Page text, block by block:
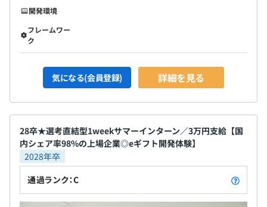
■自己研鑽費用負担
用・時間を会社が負担します。
・AWSやGCPなどのクラウド環境も学習に必要なアカウ
ントを会社が提供しています。
100→1000フェーズの基幹システムから、市場の多様なニ
ーズに応える0→10フェーズの新規プロダクトまで多岐に
わたり、それぞれで求められるスピード感や技術的複雑性
が異なるため、多様な強みを持つエンジニアが求められて
います。
開発環境
フレームワー
ク
気になる(会員登録) 詳細を見る
28卒★選考直結型1weekサマーインターン／3万円支給【国
内シェア率98%の上場企業◎eギフト開発体験】
2028年卒
通過ランク：C